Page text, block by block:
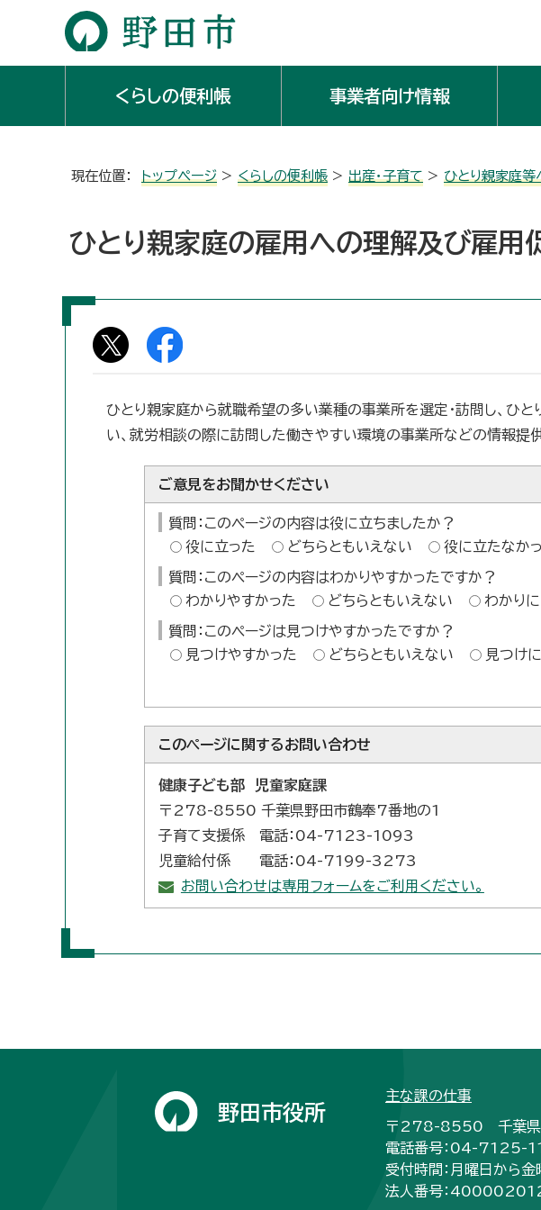
くらしの便利帳 事業者向け情報
現在位置： トップページ > くらしの便利帳 > 出産・子育て > ひとり親家庭等
ひとり親家庭の雇用への理解及び雇用
ひとり親家庭から就職希望の多い業種の事業所を選定・訪問し、
い、就労相談の際に訪問した働きやすい環境の事業所などの情報提
ご意見をお聞かせください
質問：このページの内容は役に立ちましたか？
役に立った
どちらともいえない 役に立たなか
質問：このページの内容はわかりやすかったですか？
わかりやすかった
どちらともいえない わかり
質問：このページは見つけやすかったですか？
見つけやすかった
どちらともいえない 見つけ
このページに関するお問い合わせ
健康子ども部 児童家庭課
〒278-8550 千葉県野田市鶴奉7番地の1
子育て支援係 電話：04-7123-1093
児童給付係 電話：04-7199-3273
お問い合わせは専用フォームをご利用ください。
野田市役所
主な課の仕事
〒278-8550 千葉県
電話番号：04-7125-
受付時間：月曜日から
法人番号：